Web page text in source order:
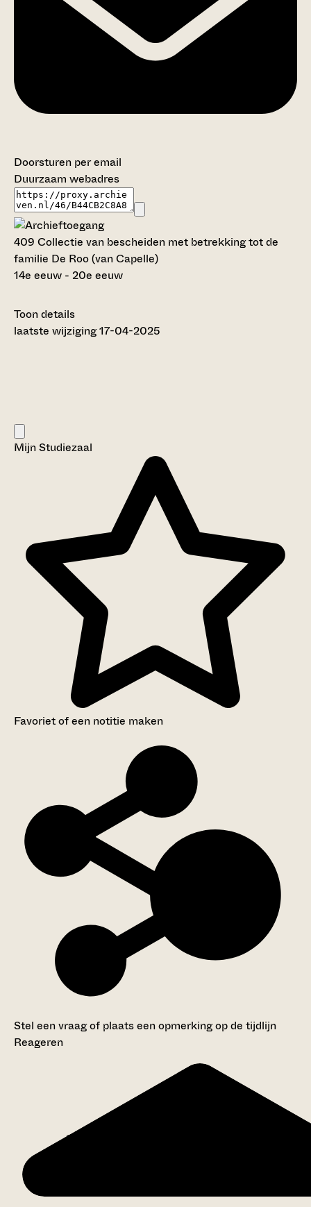
Doorsturen per email
Duurzaam webadres
409 Collectie van bescheiden met betrekking tot de
familie De Roo (van Capelle)
14e eeuw - 20e eeuw
Toon details
Datering:
Categorie:
Families en Personen
laatste wijziging 17-04-2025
Mijn Studiezaal
Favoriet of een notitie maken
Stel een vraag of plaats een opmerking op de tijdlijn
Reageren